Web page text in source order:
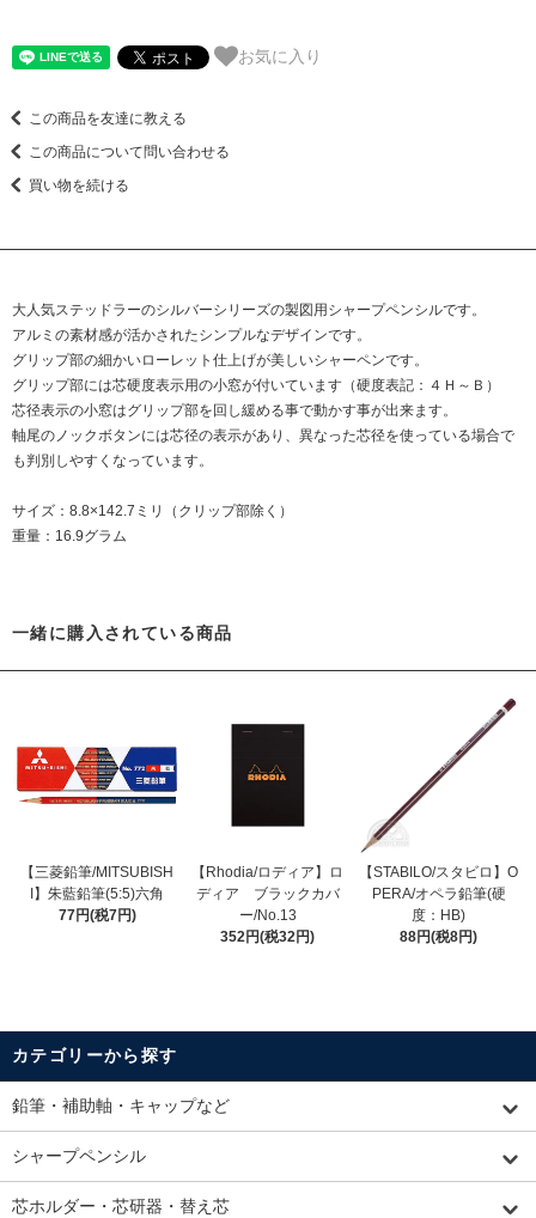
お気に入り
この商品を友達に教える
この商品について問い合わせる
買い物を続ける
大人気ステッドラーのシルバーシリーズの製図用シャープペンシルです。
アルミの素材感が活かされたシンプルなデザインです。
グリップ部の細かいローレット仕上げが美しいシャーペンです。
グリップ部には芯硬度表示用の小窓が付いています（硬度表記：４Ｈ～Ｂ）
芯径表示の小窓はグリップ部を回し緩める事で動かす事が出来ます。
軸尾のノックボタンには芯径の表示があり、異なった芯径を使っている場合で
も判別しやすくなっています。
サイズ：8.8×142.7ミリ（クリップ部除く）
重量：16.9グラム
一緒に購入されている商品
【三菱鉛筆/MITSUBISH
I】朱藍鉛筆(5:5)六角
77円(税7円)
【Rhodia/ロディア】ロ
ディア ブラックカバ
ー/No.13
352円(税32円)
【STABILO/スタビロ】O
PERA/オペラ鉛筆(硬
度：HB)
88円(税8円)
カテゴリーから探す
鉛筆・補助軸・キャップなど
シャープペンシル
芯ホルダー・芯研器・替え芯